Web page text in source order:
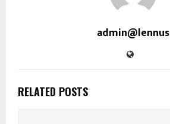
admin@lennus
RELATED POSTS